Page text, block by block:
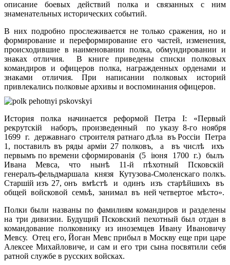
описание боевых действий полка и связанных с ним
знаменательных исторических событий.
В них подробно прослеживается не только сражения, но и
формирование и переформирование его частей, изменения,
происходившие в наименовании полка, обмундировании и
знаках отличия. В книге приведены списки полковых
командиров и офицеров полка, награжденных орденами и
знаками отличия. При написании полковых историй
привлекались полковые архивы и воспоминания офицеров.
История полка начинается реформой Петра I: «Первый
рекрутскій наборъ, произведенный по указу 8-го ноября
1699 г. державнаго строителя ратнаго дѣла въ Россіи Петра
1, поставилъ въ ряды арміи 27 полковъ, а въ числѣ ихъ
первымъ по времени сформированія (5 іюня 1700 г.) былъ
Ивана Мевса, что нынѣ 11-й пѣхотный Псковскій
генералъ-фельдмаршала князя Кутузова-Смоленскаго полкъ.
Старшій изъ 27, онъ вмѣстѣ и одинъ изъ старѣйшихъ въ
общей войсковой семьѣ, занимал въ ней четвертое мѣсто».
Полки были названы по фамилиям командиров и разделены
на три дивизии. Будущий Псковский пехотный был отдан в
командование полковнику из иноземцев Ивану Ивановичу
Мевсу. Отец его, Йоган Мевс прибыл в Москву еще при царе
Алексее Михайловиче, и сам и его три сына посвятили себя
ратной службе в русских войсках.